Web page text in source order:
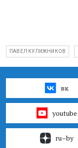
ПАВЕЛ КУЛИЖНИКОВ
вк
youtube
ru–by